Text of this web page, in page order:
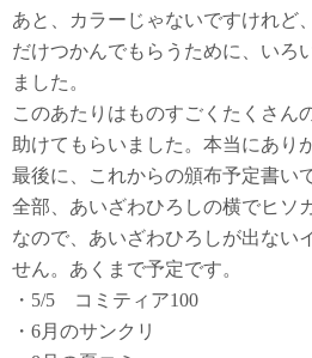
あと、カラーじゃないですけれど
だけつかんでもらうために、いろ
ました。
このあたりはものすごくたくさん
助けてもらいました。本当にあり
最後に、これからの頒布予定書い
全部、あいざわひろしの横でヒソ
なので、あいざわひろしが出ない
せん。あくまで予定です。
・5/5 コミティア100
・6月のサンクリ